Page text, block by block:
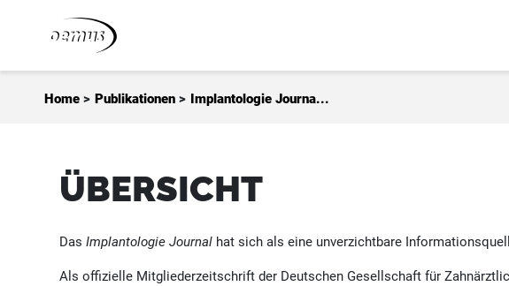
Home > Publikationen > Implantologie Journa...
ÜBERSICHT
DasImplantologie Journal hat sich als eine unverzichtbare
Als offizielle Mitgliederzeitschrift der Deutschen Gesellschaft für